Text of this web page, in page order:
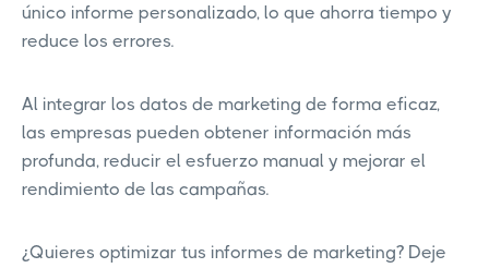
único informe personalizado, lo que ahorra tiempo y
reduce los errores.
Al integrar los datos de marketing de forma eficaz,
las empresas pueden obtener información más
profunda, reducir el esfuerzo manual y mejorar el
rendimiento de las campañas.
¿Quieres optimizar tus informes de marketing? Deje